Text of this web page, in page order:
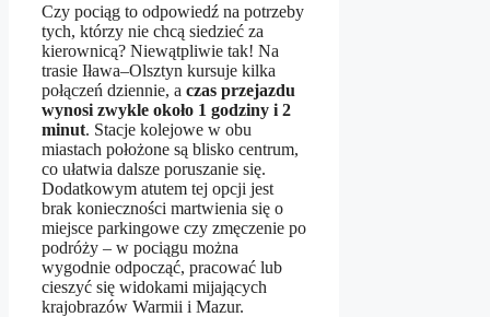
Czy pociąg to odpowiedź na potrzeby
tych, którzy nie chcą siedzieć za
kierownicą? Niewątpliwie tak! Na
trasie Iława–Olsztyn kursuje kilka
połączeń dziennie, a czas przejazdu
wynosi zwykle około 1 godziny i 2
minut. Stacje kolejowe w obu
miastach położone są blisko centrum,
co ułatwia dalsze poruszanie się.
Dodatkowym atutem tej opcji jest
brak konieczności martwienia się o
miejsce parkingowe czy zmęczenie po
podróży – w pociągu można
wygodnie odpocząć, pracować lub
cieszyć się widokami mijających
krajobrazów Warmii i Mazur.